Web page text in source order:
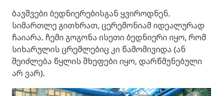
ბავშვები ბედნიერებისგან ყვიროდნენ.
სიმართლე გითხრათ, ცერემონიამ იდეალურად
ჩაიარა. ჩემი გოგონა ისეთი ბედნიერი იყო, რომ
სიხარულის ცრემლებიც კი წამომივიდა (ან
შეიძლება წყლის შხეფები იყო, დარწმუნებული
არ ვარ).